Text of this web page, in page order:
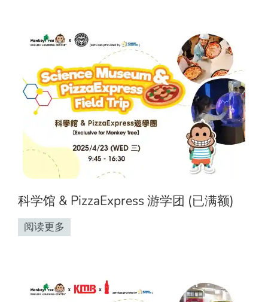
科学馆 & PizzaExpress 游学团 (已满额)
阅读更多